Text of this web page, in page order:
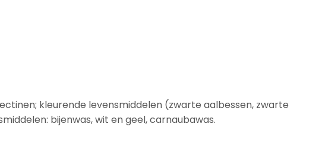
kleurende levensmiddelen (zwarte aalbessen, zwarte
bijenwas, wit en geel, carnaubawas.